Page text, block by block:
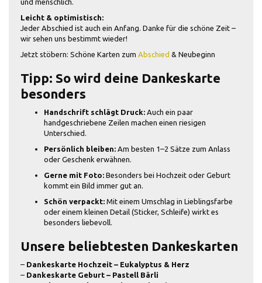
und menschlich.
Leicht & optimistisch:
Jeder Abschied ist auch ein Anfang. Danke für die schöne Zeit –
wir sehen uns bestimmt wieder!
Jetzt stöbern: Schöne Karten zum Abschied & Neubeginn
Tipp: So wird deine Dankeskarte
besonders
Handschrift schlägt Druck: Auch ein paar
handgeschriebene Zeilen machen einen riesigen
Unterschied.
Persönlich bleiben: Am besten 1–2 Sätze zum Anlass
oder Geschenk erwähnen.
Gerne mit Foto: Besonders bei Hochzeit oder Geburt
kommt ein Bild immer gut an.
Schön verpackt: Mit einem Umschlag in Lieblingsfarbe
oder einem kleinen Detail (Sticker, Schleife) wirkt es
besonders liebevoll.
Unsere beliebtesten Dankeskarten
– Dankeskarte Hochzeit – Eukalyptus & Herz
– Dankeskarte Geburt – Pastell Bärli